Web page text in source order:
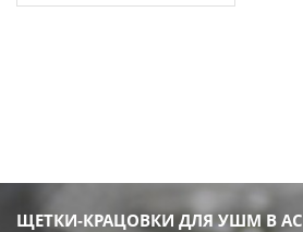
ЩЕТКИ‐КРАЦОВКИ ДЛЯ УШМ В